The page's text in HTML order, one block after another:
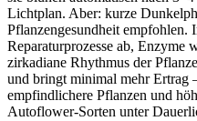
Lichtplan. Aber: kurze
Pflanzengesundheit empfohlen.
Reparaturprozesse ab, Enzyme
zirkadiane Rhythmus der
und bringt minimal mehr
empfindlichere Pflanzen und
Autoflower-Sorten unter